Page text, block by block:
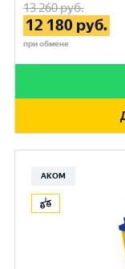
13 260руб.
12 180 руб.
при обмене
АКОМ